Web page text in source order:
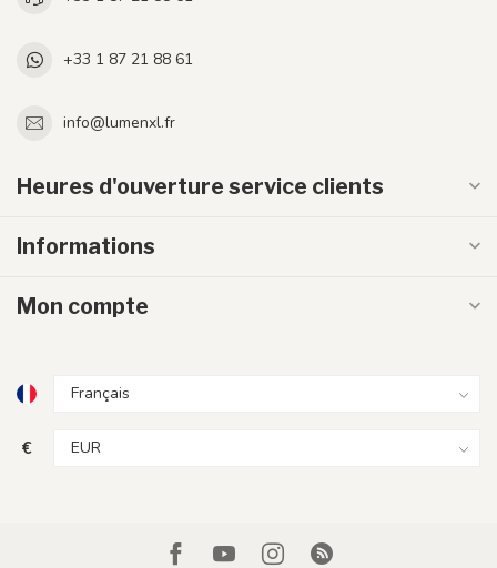
+33 1 87 21 88 61
info@lumenxl.fr
Heures d'ouverture service clients
Informations
Mon compte
€